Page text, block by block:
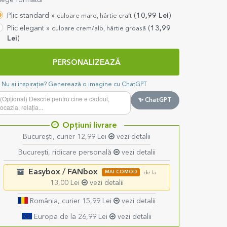
Plic standard » culoare maro, hârtie craft(10,99 Lei)
Plic elegant » culoare crem/alb, hârtie groasă (13,99
Lei)
PERSONALIZEAZĂ
Nu ai inspirație? Generează o imagine cu ChatGPT
✨ ChatGPT
Opțiuni livrare
București, curier 12,99 Lei vezi detalii
București, ridicare personală vezi detalii
Easybox / FANbox MAI COMOD de la
13,00 Lei vezi detalii
România, curier 15,99 Lei vezi detalii
Europa de la 26,99 Lei vezi detalii